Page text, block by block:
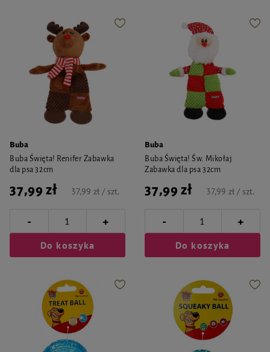
Buba
Buba Święta! Renifer Zabawka
dla psa 32cm
37,99 zł 37,99 zł / szt.
- +
Do koszyka
Buba
Buba Święta! Św. Mikołaj
Zabawka dla psa 32cm
37,99 zł 37,99 zł / szt.
- +
Do koszyka